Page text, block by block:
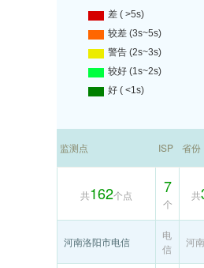
监测点 ISP 省份
共162个点 7
个
共
河南洛阳市电信
电
信
河南